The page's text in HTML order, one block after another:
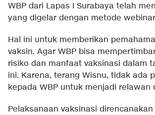
WBP dari Lapas I Surabaya telah
yang digelar dengan metode
Hal ini untuk memberikan
vaksin. Agar WBP bisa
risiko dan manfaat vaksinasi dalam
ini. Karena, terang Wisnu, tidak ada
kepada WBP untuk menjadi relawan
Pelaksanaan vaksinasi